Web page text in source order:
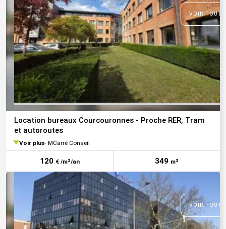
VOIR
Location bureaux Courcouronnes - Proche RER, Tram
et autoroutes
Voir plus MCarré Conseil
120 € /m²/an 349 m²
VOIR